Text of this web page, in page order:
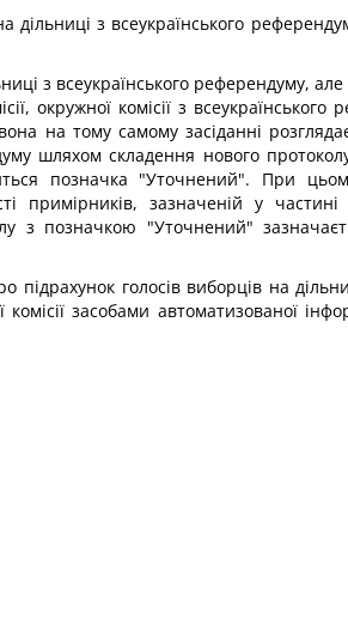
з всеукраїнського
з всеукраїнського референдуму,
окружної комісії з всеукраїнського
на тому самому засіданні
шляхом складення нового
позначка "Уточнений". При
зазначеній у частині
позначкою "Уточнений"
підрахунок голосів виборців на
засобами автоматизованої